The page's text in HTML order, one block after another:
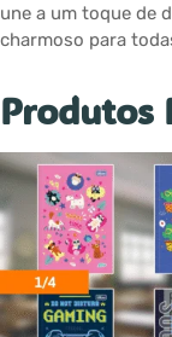
une a um toque de
charmoso para
Produtos